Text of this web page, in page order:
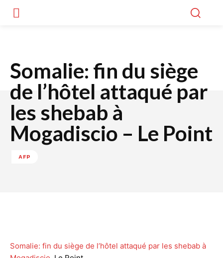
Somalie: fin du siège
de l’hôtel attaqué par
les shebab à
Mogadiscio – Le Point
AFP
Somalie: fin du siège de l’hôtel attaqué par les shebab à